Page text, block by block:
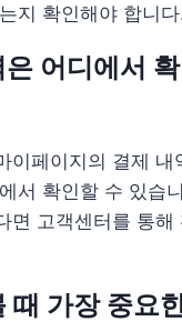
지 확인해야 합니
은 어디에서
이페이지의 결제 내
서 확인할 수 있습
면 고객센터를 통해
때 가장 중요